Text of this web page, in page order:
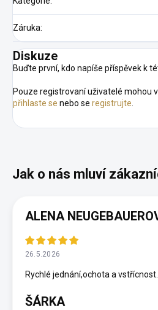
Záruka:
Diskuze
Buďte první, kdo napíše příspěvek k
Pouze registrovaní uživatelé mohou
přihlaste se nebo se registrujte
ALENA
26.5.2026
Rychlé jednání,ochota a vstřícnost.
ŠÁRKA